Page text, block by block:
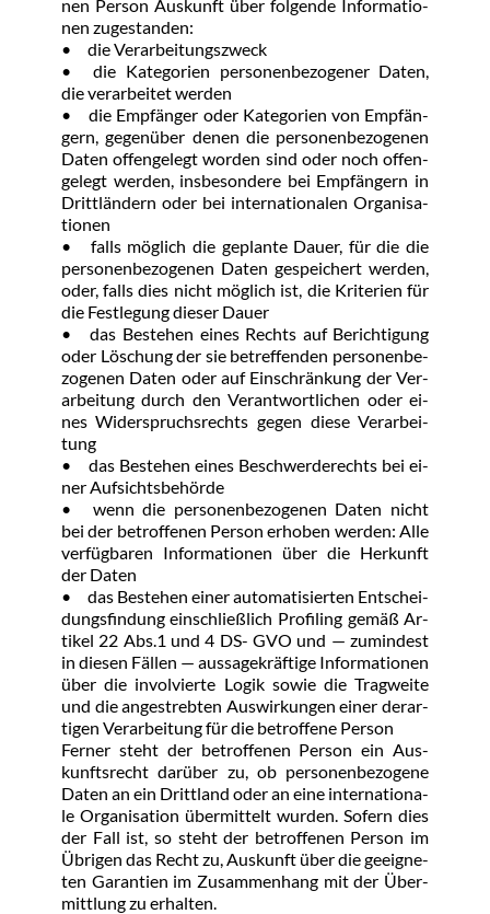
nen Per­son Aus­kunft über fol­gende In­for­ma­tio­
nen zu­ge­stan­den:
•	die Ver­ar­bei­tungs­zweck
•	die Ka­te­go­ri­en per­so­nen­be­zo­ge­ner Da­ten,
die ver­ar­bei­tet wer­den
•	die Emp­fän­ger oder Ka­te­go­ri­en von Emp­fän­
gern, ge­gen­über de­nen die per­so­nen­be­zo­ge­nen
Da­ten of­fen­ge­legt wor­den sind oder noch of­fen­
ge­legt wer­den, ins­be­son­de­re bei Emp­fän­gern in
Dritt­län­dern oder bei in­ter­na­tio­na­len Or­ga­ni­sa­
tio­nen
•	falls mög­lich die ge­plan­te Dau­er, für die die
per­so­nen­be­zo­ge­nen Da­ten ge­spei­chert wer­den,
oder, falls dies nicht mög­lich ist, die Kri­te­ri­en für
die Fest­le­gung die­ser Dau­er
•	das Be­ste­hen ei­nes Rechts auf Be­rich­ti­gung
oder Lö­schung der sie be­tref­fen­den per­so­nen­be­
zo­ge­nen Da­ten oder auf Ein­schrän­kung der Ver­
ar­bei­tung durch den Ver­ant­wort­li­chen oder ei­
nes Wi­der­spruchs­rechts ge­gen die­se Ver­ar­bei­
tung
•	das Be­ste­hen ei­nes Be­schwer­de­rechts bei ei­
ner Auf­sichts­be­hör­de
•	wenn die per­so­nen­be­zo­ge­nen Da­ten nicht
bei der be­trof­fe­nen Per­son er­ho­ben wer­den: Al­le
ver­füg­ba­ren In­for­ma­tio­nen über die Her­kunft
der Da­ten
•	das Be­ste­hen ei­ner au­to­ma­ti­sier­ten Ent­schei­
dungs­fin­dung ein­schließ­lich Pro­filing ge­mäß Ar­
ti­kel 22 Abs.1 und 4 DS- GVO und — zu­min­dest
in die­sen Fäl­len — aus­sa­ge­kräf­ti­ge In­for­ma­tio­nen
über die in­vol­vier­te Lo­gik so­wie die Trag­wei­te
und die an­ge­streb­ten Aus­wir­kun­gen ei­ner der­ar­
ti­gen Ver­ar­bei­tung für die be­trof­fe­ne Per­son
Fer­ner steht der be­trof­fe­nen Per­son ein Aus­
kunfts­recht dar­über zu, ob per­so­nen­be­zo­ge­ne
Da­ten an ein Dritt­land oder an ei­ne in­ter­na­tio­na­
le Or­ga­ni­sa­ti­on übermit­telt wur­den. So­fern dies
der Fall ist, so steht der be­trof­fe­nen Per­son im
Üb­ri­gen das Recht zu, Aus­kunft über die ge­eig­ne­
ten Ga­ran­ti­en im Zu­sam­men­hang mit der Über­
mitt­lung zu er­hal­ten.